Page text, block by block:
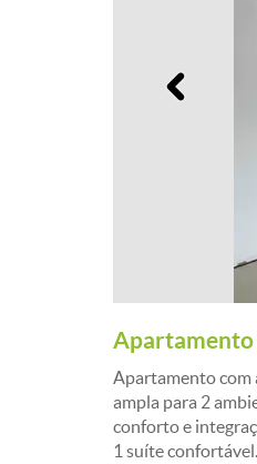
Apartamento
Apartamento com
ampla para 2
conforto e
1 suíte